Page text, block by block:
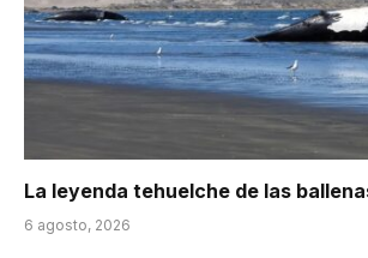
La leyenda tehuelche de las
6 agosto, 2026